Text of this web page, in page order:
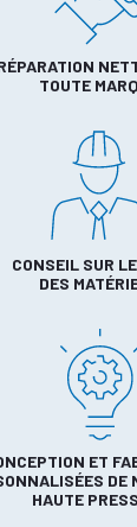
TOUTE
CONSEIL SUR
DES
ET
DE
HAUTE